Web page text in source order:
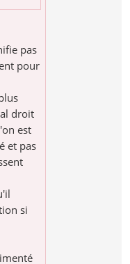
pas
pour
droit
est
et pas
si